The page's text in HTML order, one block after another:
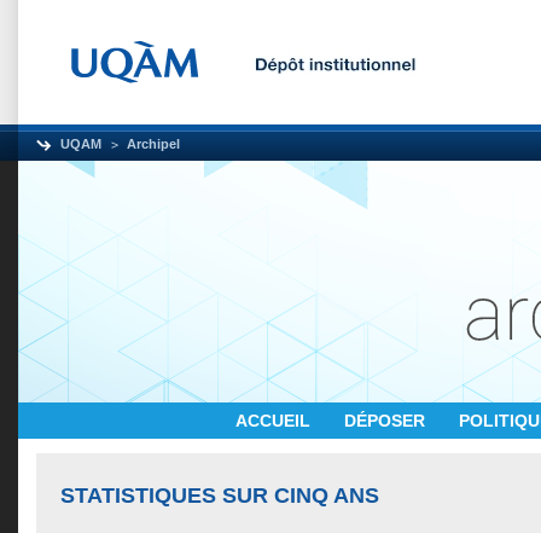
UQAM Archipel
ACCUEIL DÉPOSER
STATISTIQUES SUR CINQ ANS